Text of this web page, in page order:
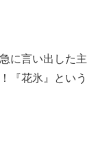
に言い出した主
『花氷』という